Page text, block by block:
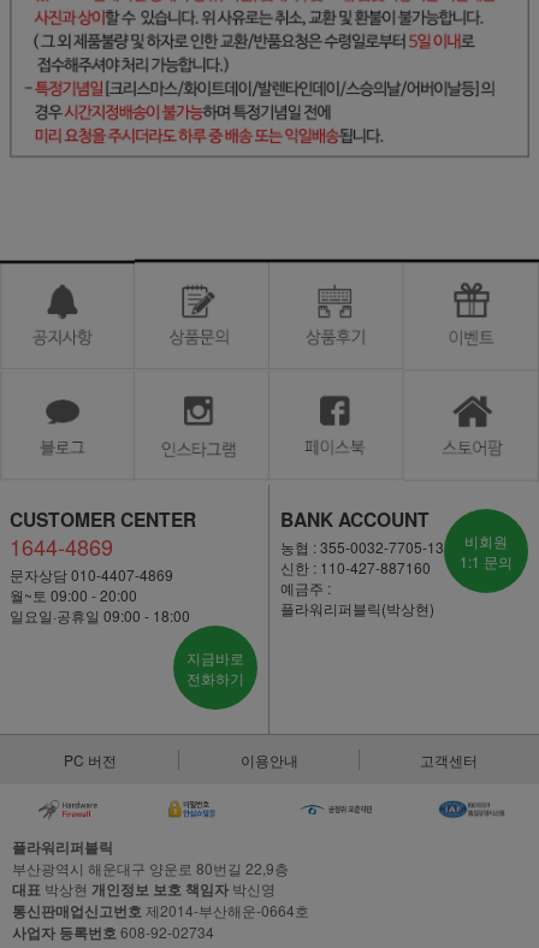
CUSTOMER CENTER
1644-4869
문자상담 010-4407-4869
월~토 09:00 - 20:00
일요일·공휴일 09:00 - 18:00
지금바로
전화하기
BANK ACCOUNT
농협 : 355-0032-7705-13
신한 : 110-427-887160
예금주 :
플라워리퍼블릭(박상현)
비회원
1:1 문의
PC 버전 이용안내 고객센터
플라워리퍼블릭
부산광역시 해운대구 양운로 80번길 22,9층
대표 박상현 개인정보 보호 책임자 박신영
통신판매업신고번호제2014-부산해운-0664호
사업자 등록번호608-92-02734